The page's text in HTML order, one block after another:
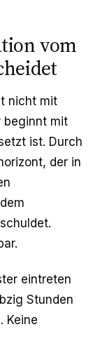
vom
nicht mit
beginnt mit
ist. Durch
der in
eintreten
Stunden
Keine